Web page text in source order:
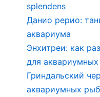
splendens
Данио рерио:
аквариума
Энхитреи: как
для
Гриндальский
аквариумных